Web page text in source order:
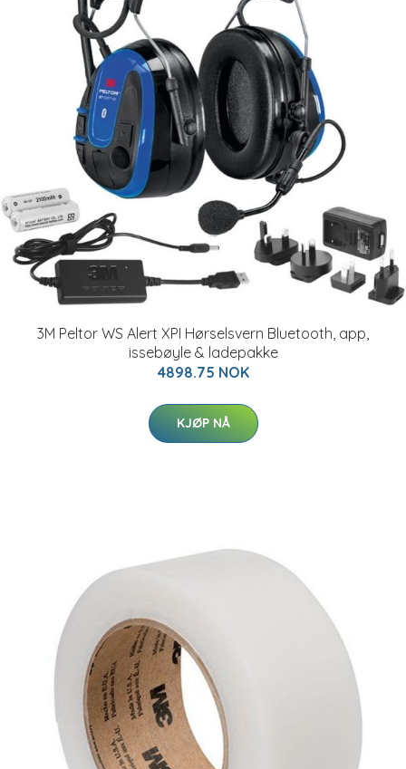
3M Peltor WS Alert XPI Hørselsvern Bluetooth, app,
issebøyle & ladepakke
4898.75 NOK
KJØP NÅ